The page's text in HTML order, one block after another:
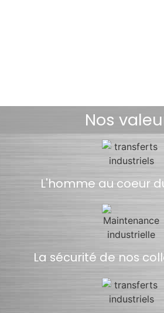
Nos
L'homme au coeur
La sécurité de nos